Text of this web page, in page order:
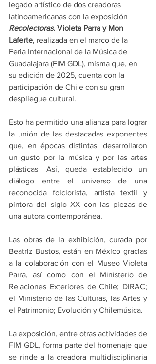
legado artístico de dos creadoras
latinoamericanas con la exposición
Recolectoras. Violeta Parra y Mon
Laferte, realizada en el marco de la
Feria Internacional de la Música de
Guadalajara (FIM GDL), misma que, en
su edición de 2025, cuenta con la
participación de Chile con su gran
despliegue cultural.
Esto ha permitido una alianza para lograr
la unión de las destacadas exponentes
que, en épocas distintas, desarrollaron
un gusto por la música y por las artes
plásticas. Así, queda establecido un
diálogo entre el universo de una
reconocida folclorista, artista textil y
pintora del siglo XX con las piezas de
una autora contemporánea.
Las obras de la exhibición, curada por
Beatriz Bustos, están en México gracias
a la colaboración con el Museo Violeta
Parra, así como con el Ministerio de
Relaciones Exteriores de Chile; DIRAC;
el Ministerio de las Culturas, las Artes y
el Patrimonio; Evolución y Chilemúsica.
La exposición, entre otras actividades de
FIM GDL, forma parte del homenaje que
se rinde a la creadora multidisciplinaria